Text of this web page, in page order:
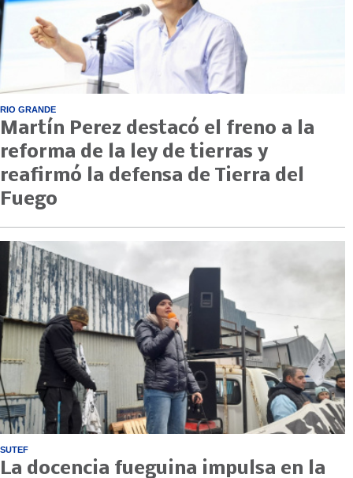
RIO GRANDE
Martín Perez destacó el freno a la
reforma de la ley de tierras y
reafirmó la defensa de Tierra del
Fuego
SUTEF
La docencia fueguina impulsa en la